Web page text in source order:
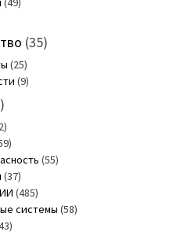
(35)
(25)
(9)
(55)
(37)
(485)
системы (58)